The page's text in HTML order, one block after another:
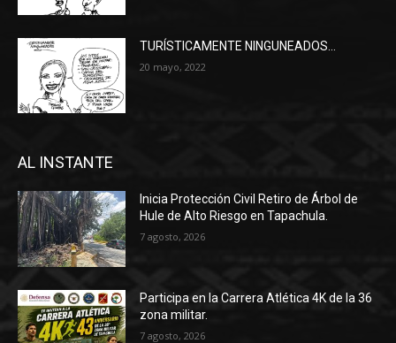
TURÍSTICAMENTE NINGUNEADOS…
20 mayo, 2022
AL INSTANTE
Inicia Protección Civil Retiro de Árbol de
Hule de Alto Riesgo en Tapachula.
7 agosto, 2026
Participa en la Carrera Atlética 4K de la 36
zona militar.
7 agosto, 2026